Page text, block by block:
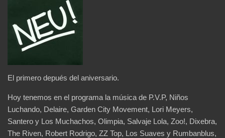
El primero depués del aniversario.
Hoy tenemos en el programa la música de P.V.P, Niños
Luchando, Delaire, Garden City Movement, Lori Meyers,
Santero y Los Muchachos, Olimpia, Salvaje Lola, Zoo!, Dixebra,
The Riven, Robert Rodrigo, ZZ Top, Los Suaves y Rumbanblus,